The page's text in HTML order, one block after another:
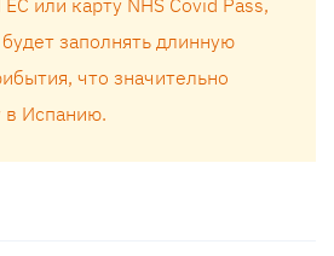
или карту NHS Covid Pass,
заполнять длинную
что значительно
в Испанию.